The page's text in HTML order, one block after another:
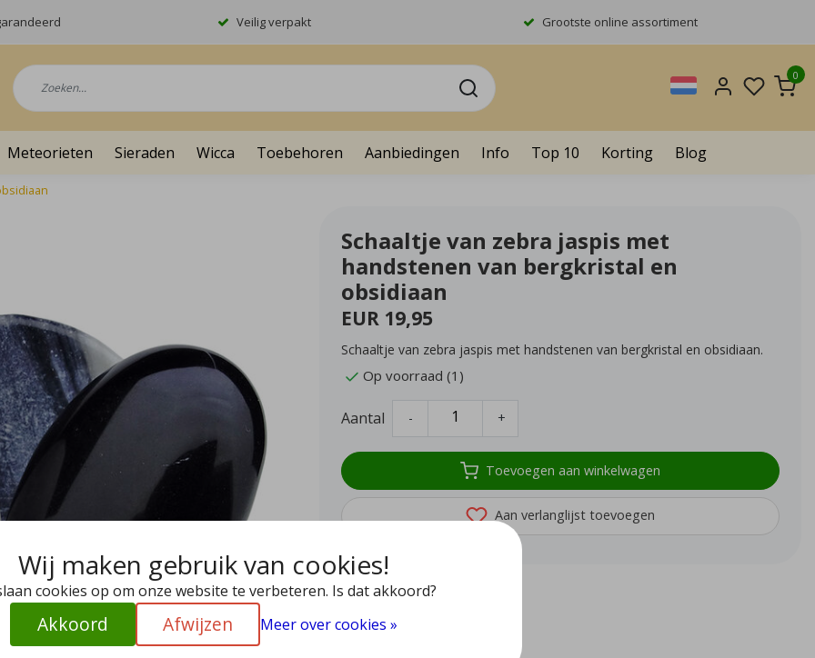
Veilig verpakt Grootste online assortiment
0
Meteorieten Sieraden Wicca Toebehoren Aanbiedingen Info Top 10 Korting Blog
Schaaltje van zebra jaspis met
handstenen van bergkristal en
obsidiaan
EUR 19,95
Schaaltje van zebra jaspis met handstenen van bergkristal en obsidiaan.
Op voorraad (1)
Aantal - +
Toevoegen aan winkelwagen
Aan verlanglijst toevoegen
9.4 1572
Wij maken gebruik van cookies!
cookies op om onze website te verbeteren. Is dat akkoord?
Akkoord Afwijzen Meer over cookies »